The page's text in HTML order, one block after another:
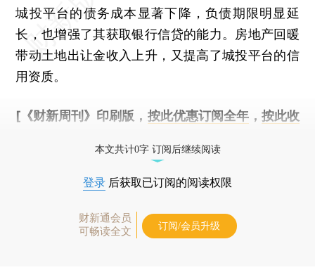
城投平台的债务成本显著下降，负债期限明显延
长，也增强了其获取银行信贷的能力。房地产回暖
带动土地出让金收入上升，又提高了城投平台的信
用资质。
[《财新周刊》印刷版， 按此优惠订阅全年， 按此收
本文共计0字 订阅后继续阅读
登录 后获取已订阅的阅读权限
财新通会员
可畅读全文
订阅/会员升级